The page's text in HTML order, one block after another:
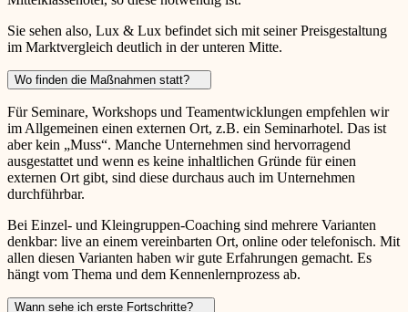
Sie sehen also, Lux & Lux befindet sich mit seiner Preisgestaltung
im Marktvergleich deutlich in der unteren Mitte.
Wo finden die Maßnahmen statt?
Für Seminare, Workshops und Teamentwicklungen empfehlen wir
im Allgemeinen einen externen Ort, z.B. ein Seminarhotel. Das ist
aber kein „Muss“. Manche Unternehmen sind hervorragend
ausgestattet und wenn es keine inhaltlichen Gründe für einen
externen Ort gibt, sind diese durchaus auch im Unternehmen
durchführbar.
Bei Einzel- und Kleingruppen-Coaching sind mehrere Varianten
denkbar: live an einem vereinbarten Ort, online oder telefonisch. Mit
allen diesen Varianten haben wir gute Erfahrungen gemacht. Es
hängt vom Thema und dem Kennenlernprozess ab.
Wann sehe ich erste Fortschritte?